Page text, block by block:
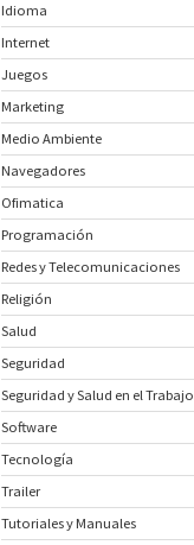
Idioma
Internet
Juegos
Marketing
Medio Ambiente
Navegadores
Ofimatica
Programación
Redes y Telecomunicaciones
Religión
Salud
Seguridad
Seguridad y Salud en el Trabajo
Software
Tecnología
Trailer
Tutoriales y Manuales